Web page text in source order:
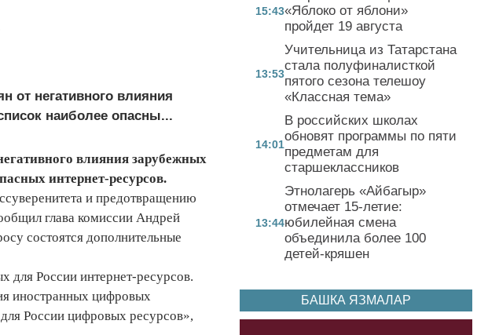
от негативного влияния
наиболее опасны...
влияния зарубежных
интернет-ресурсов.
и предотвращению
глава комиссии Андрей
состоятся дополнительные
для России интернет-ресурсов.
иностранных цифровых
России цифровых ресурсов»,
15:43«Яблоко от яблони»
пройдет 19 августа
13:53
Учительница из Татарстана
стала полуфиналисткой
пятого сезона телешоу
«Классная тема»
14:01
В российских школах
обновят программы по пяти
предметам для
старшеклассников
13:44
Этнолагерь «Айбагыр»
отмечает 15-летие:
юбилейная смена
объединила более 100
детей-кряшен
БАШКА ЯЗМАЛАР